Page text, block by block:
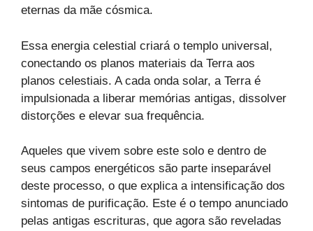
eternas da mãe cósmica.
Essa energia celestial criará o templo universal,
conectando os planos materiais da Terra aos
planos celestiais. A cada onda solar, a Terra é
impulsionada a liberar memórias antigas, dissolver
distorções e elevar sua frequência.
Aqueles que vivem sobre este solo e dentro de
seus campos energéticos são parte inseparável
deste processo, o que explica a intensificação dos
sintomas de purificação. Este é o tempo anunciado
pelas antigas escrituras, que agora são reveladas